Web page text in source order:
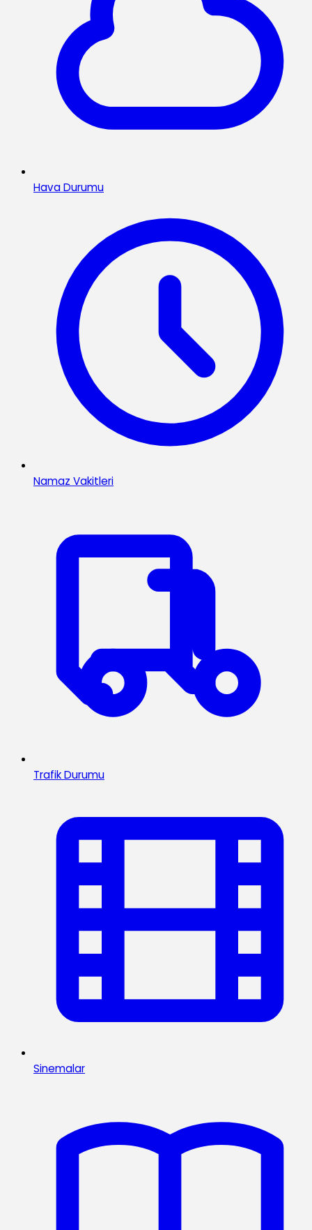
Hava Durumu
Namaz Vakitleri
Trafik Durumu
Sinemalar